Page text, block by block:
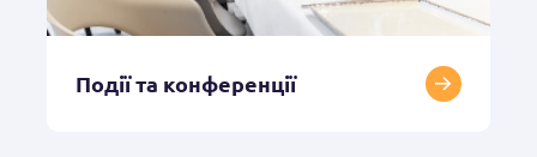
Події та конференції